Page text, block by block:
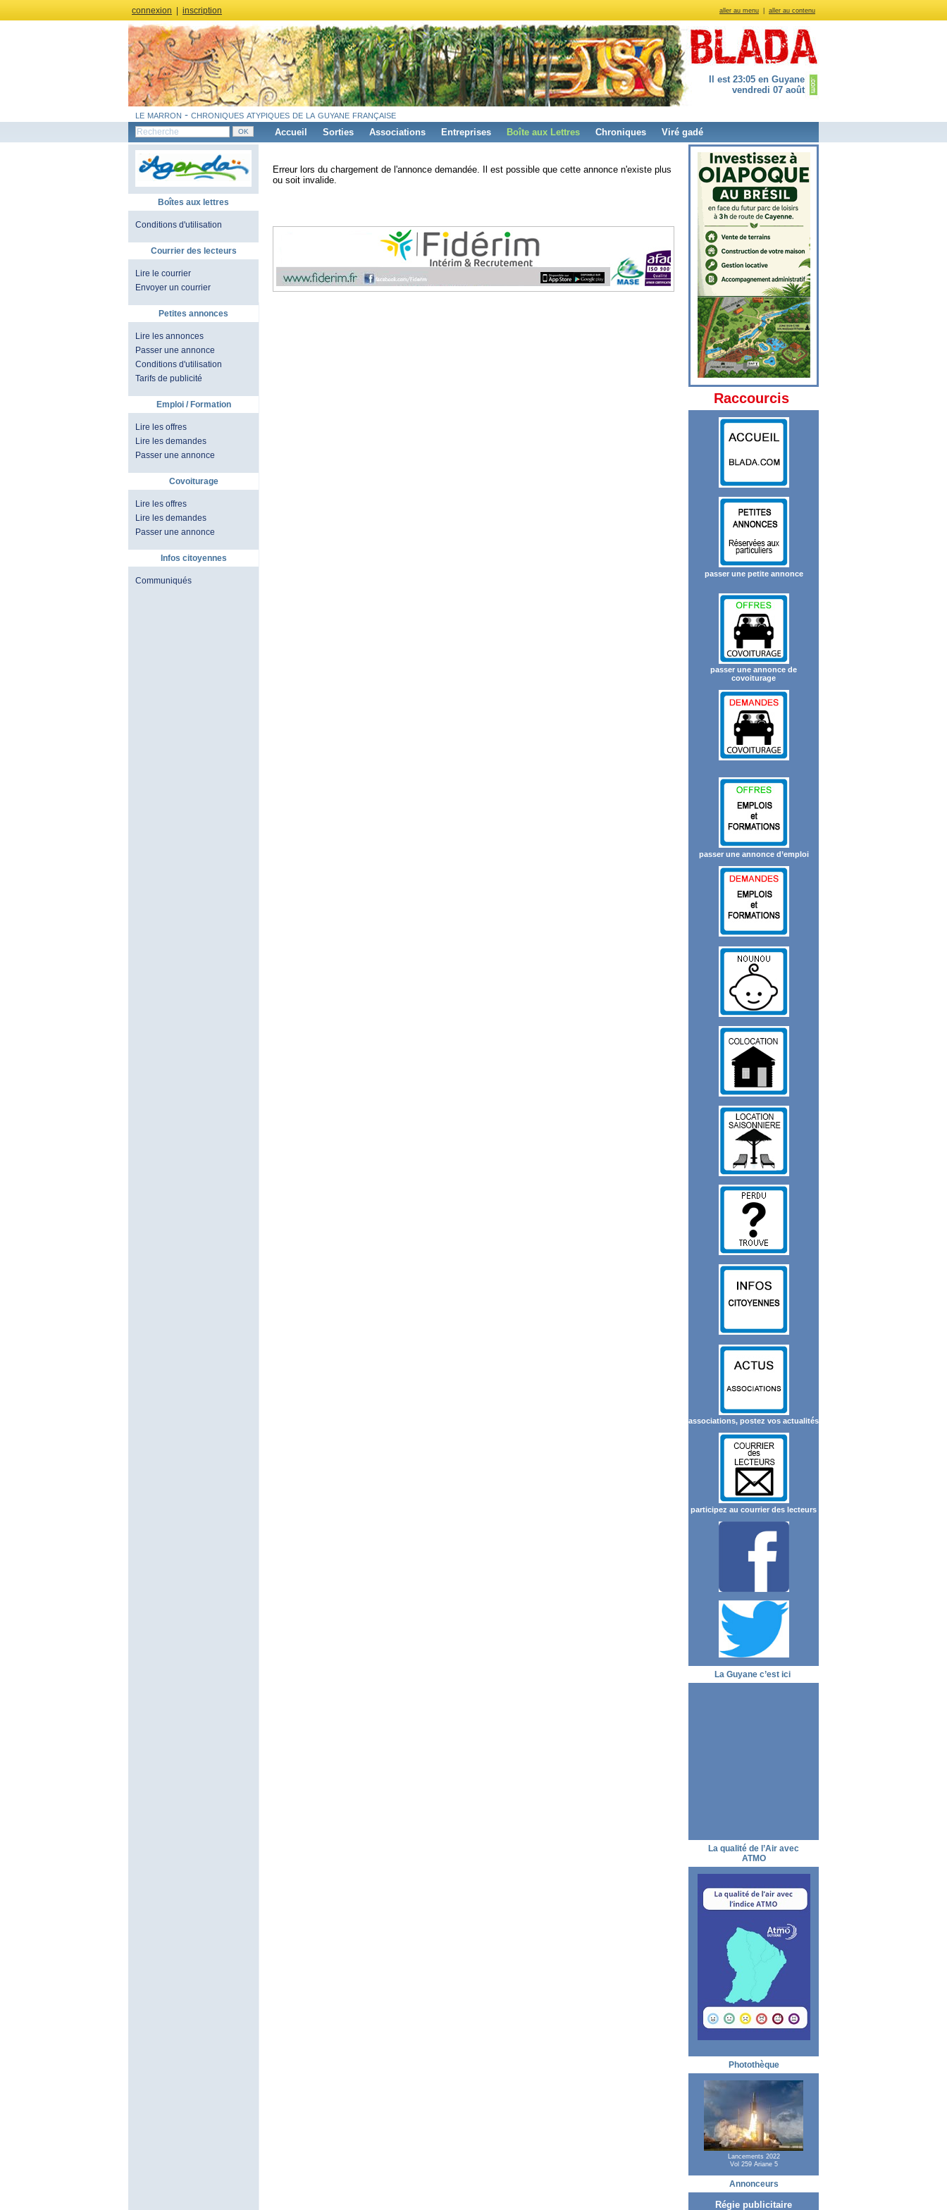
aller au menu aller au contenu
connexion inscription
Il est 23:05 en Guyane
vendredi 07 août
le marron - chroniques atypiques de la guyane française
Accueil Sorties Associations Entreprises Boîte aux Lettres Chroniques Viré gadé
Boîtes aux lettres
Conditions d'utilisation
Courrier des lecteurs
Lire le courrier
Envoyer un courrier
Petites annonces
Lire les annonces
Passer une annonce
Conditions d'utilisation
Tarifs de publicité
Emploi / Formation
Lire les offres
Lire les demandes
Passer une annonce
Covoiturage
Lire les offres
Lire les demandes
Passer une annonce
Infos citoyennes
Communiqués
Erreur lors du chargement de l'annonce demandée. Il est possible que cette annonce n'existe plus
ou soit invalide.
Raccourcis
passer une petite annonce
passer une annonce de
covoiturage
passer une annonce d’emploi
associations, postez vos actualités
participez au courrier des lecteurs
La Guyane c’est ici
La qualité de l’Air avec
ATMO
Photothèque
Lancements 2022
Vol 259 Ariane 5
Annonceurs
Régie publicitaire